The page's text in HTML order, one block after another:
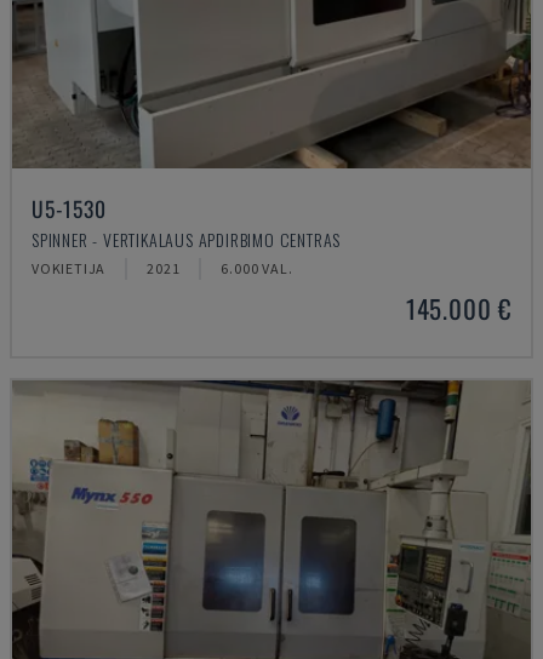
U5-1530
SPINNER - VERTIKALAUS APDIRBIMO CENTRAS
VOKIETIJA 2021 6.000 VAL.
145.000 €